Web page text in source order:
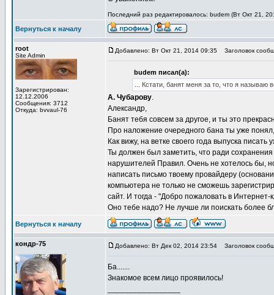
Последний раз редактировалось: budem (Вт Окт 21,
Вернуться к началу
root
Site Admin
Зарегистрирован:
12.12.2006
Сообщения: 3712
Откуда: bvvaul-76
Добавлено: Вт Окт 21, 2014 09:35 Заголовок
budem писал(а):
... Кстати, банят меня за то, что я
А. Чубарову.
Александр,
Банят тебя совсем за другое, и ты это
Про наложение очередного бана ты уже
Как вижу, на ветке своего года выпуска
Ты должен был заметить, что ради
нарушителей Правил. Очень не хотелось бы,
написать письмо твоему провайдеру
компьютера не только не сможешь
сайт. И тогда - "Добро пожаловать в Интернет-
Оно тебе надо? Не лучше ли поискать более
Вернуться к началу
кондр-75 Добавлено: Вт Дек 02, 2014 23:54 Заголовок
Ба.......
Знакомое всем лицо проявилось!